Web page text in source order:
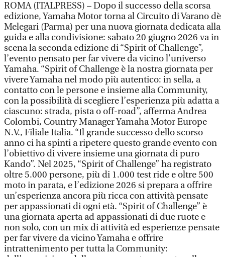
ROMA (ITALPRESS) – Dopo il successo della scorsa
edizione, Yamaha Motor torna al Circuito di Varano dè
Melegari (Parma) per una nuova giornata dedicata alla
guida e alla condivisione: sabato 20 giugno 2026 va in
scena la seconda edizione di “Spirit of Challenge”,
l’evento pensato per far vivere da vicino l’universo
Yamaha. “Spirit of Challenge è la nostra giornata per
vivere Yamaha nel modo più autentico: in sella, a
contatto con le persone e insieme alla Community,
con la possibilità di scegliere l’esperienza più adatta a
ciascuno: strada, pista o off-road”, afferma Andrea
Colombi, Country Manager Yamaha Motor Europe
N.V., Filiale Italia. “Il grande successo dello scorso
anno ci ha spinti a ripetere questo grande evento con
l’obiettivo di vivere insieme una giornata di puro
Kando”. Nel 2025, “Spirit of Challenge” ha registrato
oltre 5.000 persone, più di 1.000 test ride e oltre 500
moto in parata, e l’edizione 2026 si prepara a offrire
un’esperienza ancora più ricca con attività pensate
per appassionati di ogni età. “Spirit of Challenge” è
una giornata aperta ad appassionati di due ruote e
non solo, con un mix di attività ed esperienze pensate
per far vivere da vicino Yamaha e offrire
intrattenimento per tutta la Community: